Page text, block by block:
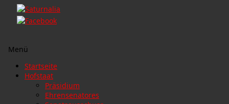
Menü
Zum
Inhalt
Startseite
Hofstaat
Präsidium
Ehrensenatores